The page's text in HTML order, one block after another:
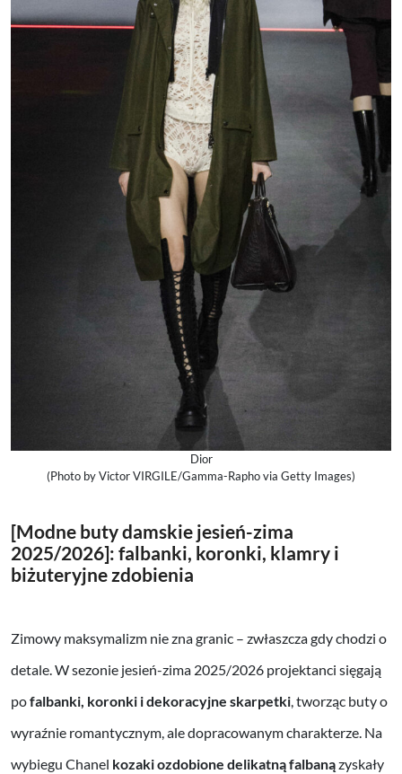
Dior
(Photo by Victor VIRGILE/Gamma-Rapho via Getty Images)
[Modne buty damskie jesień-zima
2025/2026]: falbanki, koronki, klamry i
biżuteryjne zdobienia
Zimowy maksymalizm nie zna granic – zwłaszcza gdy chodzi o
detale. W sezonie jesień-zima 2025/2026 projektanci sięgają
pofalbanki, koronki i dekoracyjne skarpetki, tworząc buty o
wyraźnie romantycznym, ale dopracowanym charakterze. Na
wybiegu Chanel kozaki ozdobione delikatną falbanązyskały